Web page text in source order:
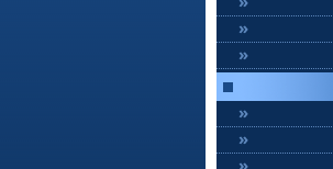
»
»
»
»
»